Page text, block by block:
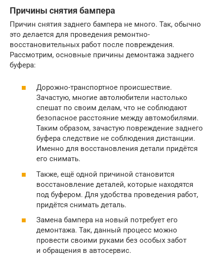
Причины снятия бампера
Причин снятия заднего бампера не много. Так, обычно
это делается для проведения ремонтно-
восстановительных работ после повреждения.
Рассмотрим, основные причины демонтажа заднего
буфера:
Дорожно-транспортное происшествие.
Зачастую, многие автолюбители настолько
спешат по своим делам, что не соблюдают
безопасное расстояние между автомобилями.
Таким образом, зачастую повреждение заднего
буфера следствие не соблюдения дистанции.
Именно для восстановления детали придётся
его снимать.
Также, ещё одной причиной становится
восстановление деталей, которые находятся
под буфером. Для удобства проведения работ,
придётся снимать деталь.
Замена бампера на новый потребует его
демонтажа. Так, данный процесс можно
провести своими руками без особых забот
и обращения в автосервис.